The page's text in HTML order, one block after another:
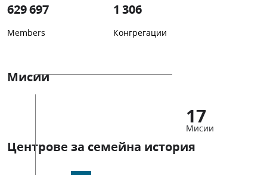
629 697
Members
1 306
Конгрегации
Мисии
17
Мисии
Центрове за семейна история